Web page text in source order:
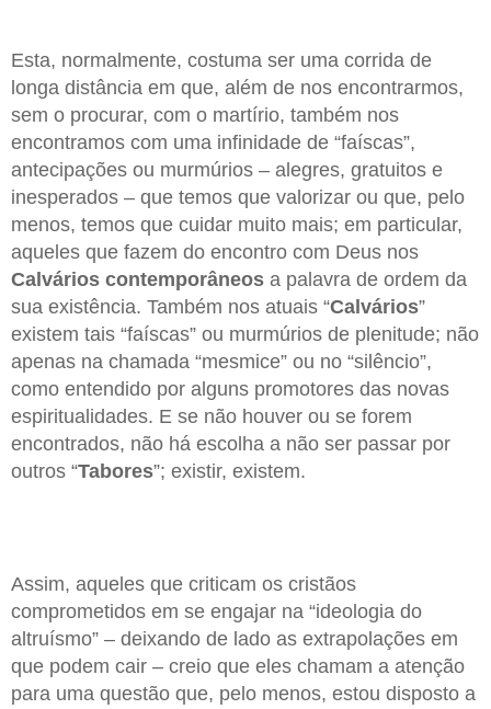
Esta, normalmente, costuma ser uma corrida de
longa distância em que, além de nos encontrarmos,
sem o procurar, com o martírio, também nos
encontramos com uma infinidade de “faíscas”,
antecipações ou murmúrios – alegres, gratuitos e
inesperados – que temos que valorizar ou que, pelo
menos, temos que cuidar muito mais; em particular,
aqueles que fazem do encontro com Deus nos
Calvários contemporâneos a palavra de ordem da
sua existência. Também nos atuais “Calvários”
existem tais “faíscas” ou murmúrios de plenitude; não
apenas na chamada “mesmice” ou no “silêncio”,
como entendido por alguns promotores das novas
espiritualidades. E se não houver ou se forem
encontrados, não há escolha a não ser passar por
outros “Tabores”; existir, existem.
Assim, aqueles que criticam os cristãos
comprometidos em se engajar na “ideologia do
altruísmo” – deixando de lado as extrapolações em
que podem cair – creio que eles chamam a atenção
para uma questão que, pelo menos, estou disposto a